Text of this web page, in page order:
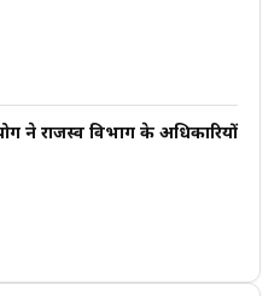
ने राजस्व विभाग के अधिकारियों